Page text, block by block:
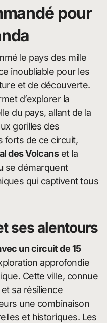
pour
le pays des mille
inoubliable pour les
et de découverte.
d’explorer la
du pays, allant de la
gorilles des
forts de ce circuit,
des Volcanset la
se démarquent
qui captivent tous
ses alentours
un circuit de 15
approfondie
Cette ville, connue
sa résilience
une combinaison
et historiques. Les